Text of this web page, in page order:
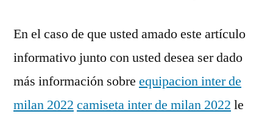
En el caso de que usted amado este artículo
informativo junto con usted desea ser dado
más información sobre equipacion inter de
milan 2022 camiseta inter de milan 2022 le